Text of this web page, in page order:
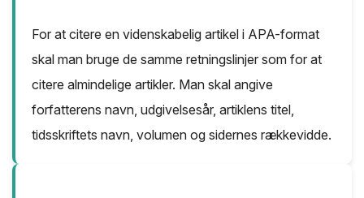
For at citere en videnskabelig artikel i APA-format
skal man bruge de samme retningslinjer som for at
citere almindelige artikler. Man skal angive
forfatterens navn, udgivelsesår, artiklens titel,
tidsskriftets navn, volumen og sidernes rækkevidde.